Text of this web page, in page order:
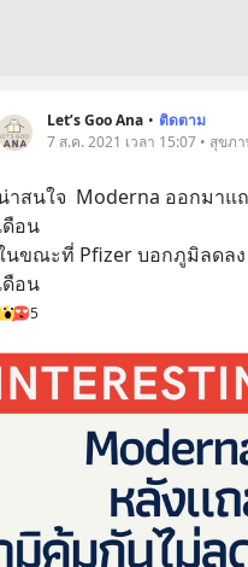
Let’s Goo Ana • ติดตาม
7 ส.ค. 2021 เวลา 15:07 • สุขภ
าสนใจ  Moderna ออกมาแ
ดือน
นขณะที่ Pfizer บอกภูมิลดลง
ดือน
5